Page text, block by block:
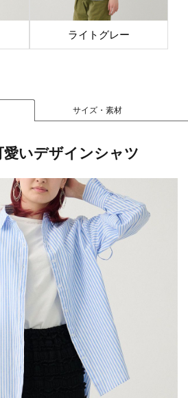
サイズ・素材
いデザインシャツ
ライトグレー